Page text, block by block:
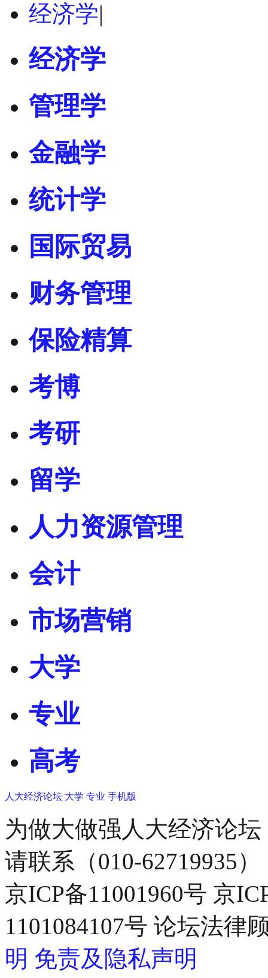
经济学|
经济学
管理学
金融学
统计学
国际贸易
财务管理
保险精算
考博
考研
留学
人力资源管理
会计
市场营销
大学
专业
高考
人大经济论坛 大学 专业 手机版
为做大做强人大经济论
请联系（010-62719935）
京ICP备11001960号 京
1101084107号 论坛法律
明 免责及隐私声明